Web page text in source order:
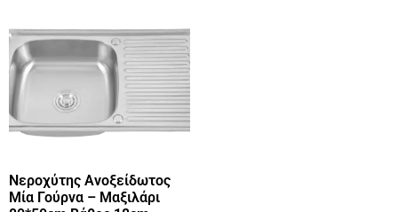
Νεροχύτης Ανοξείδωτος
Μία Γούρνα – Μαξιλάρι